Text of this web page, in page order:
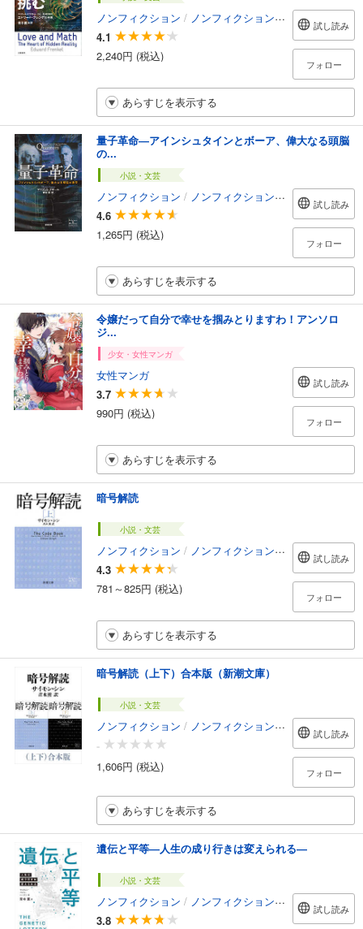
ノンフィクション / ノンフィクション・ドキュメンタリー
4.1
2,240円 (税込)
試し読み
フォロー
あらすじを表示する
量子革命―アインシュタインとボーア、偉大なる頭脳
の...
小説・文芸
ノンフィクション / ノンフィクション・ドキュメンタリー
4.6
1,265円 (税込)
試し読み
フォロー
あらすじを表示する
令嬢だって自分で幸せを掴みとりますわ！アンソロ
ジ...
少女・女性マンガ
女性マンガ
3.7
990円 (税込)
試し読み
フォロー
あらすじを表示する
暗号解読
小説・文芸
ノンフィクション / ノンフィクション・ドキュメンタリー
4.3
781～825円 (税込)
試し読み
フォロー
あらすじを表示する
暗号解読（上下）合本版（新潮文庫）
小説・文芸
ノンフィクション / ノンフィクション・ドキュメンタリー
-
1,606円 (税込)
試し読み
フォロー
あらすじを表示する
遺伝と平等―人生の成り行きは変えられる―
小説・文芸
ノンフィクション / ノンフィクション・ドキュメンタリー
3.8
試し読み